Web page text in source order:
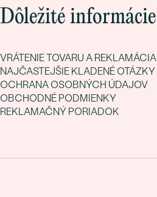
Dôležité informácie
VRÁTENIE TOVARU A REKLAMÁCIA
NAJČASTEJŠIE KLADENÉ OTÁZKY
OCHRANA OSOBNÝCH ÚDAJOV
OBCHODNÉ PODMIENKY
REKLAMAČNÝ PORIADOK